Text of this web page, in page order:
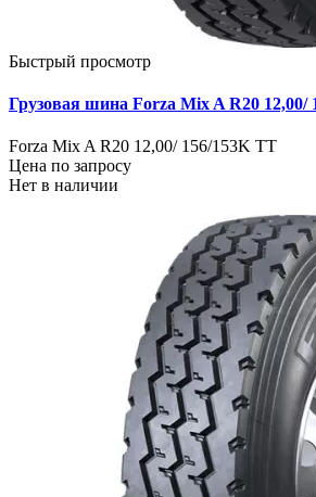
Быстрый просмотр
Грузовая шина Forza Mix A R20 12,00/
Forza Mix A R20 12,00/ 156/153K TT
Цена по запросу
Нет в наличии